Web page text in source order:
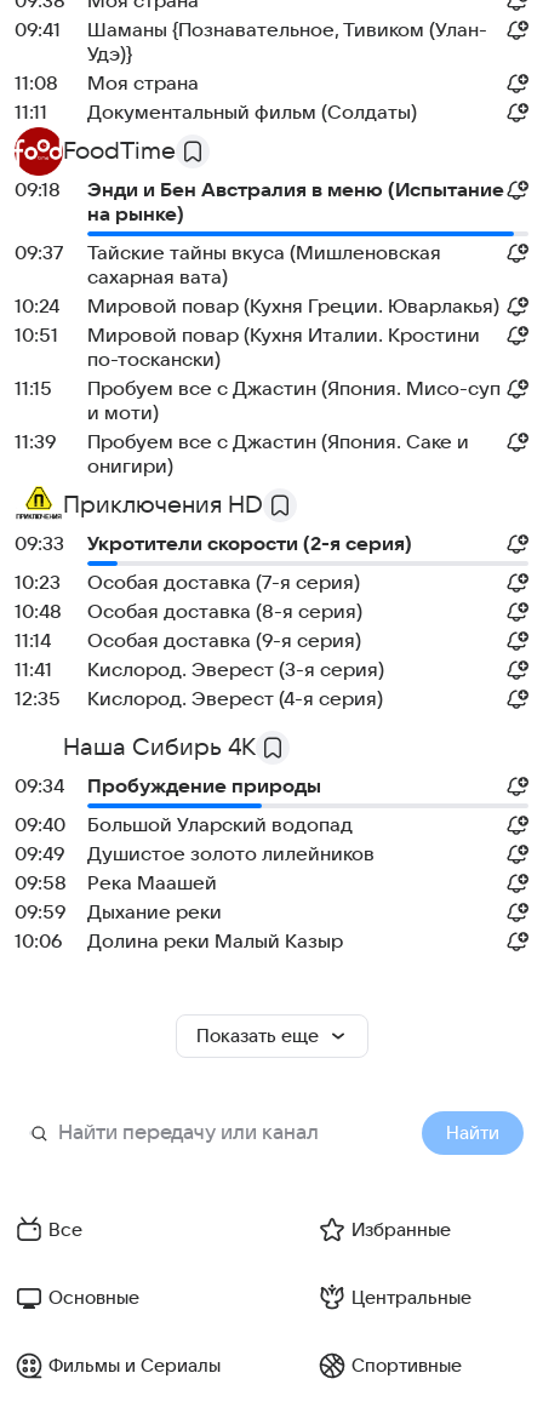
09:41
Шаманы {Познавательное, Тивиком (Улан-
Удэ)}
11:08
Моя страна
11:11
Документальный фильм (Солдаты)
FoodTime
09:18
Энди и Бен Австралия в меню (Испытание
на рынке)
09:37
Тайские тайны вкуса (Мишленовская
сахарная вата)
10:24
Мировой повар (Кухня Греции. Юварлакья)
10:51
Мировой повар (Кухня Италии. Кростини
по-тоскански)
11:15
Пробуем все с Джастин (Япония. Мисо-суп
и моти)
11:39
Пробуем все с Джастин (Япония. Саке и
онигири)
Приключения HD
09:33
Укротители скорости (2-я серия)
10:23
Особая доставка (7-я серия)
10:48
Особая доставка (8-я серия)
11:14
Особая доставка (9-я серия)
11:41
Кислород. Эверест (3-я серия)
12:35
Кислород. Эверест (4-я серия)
Наша Сибирь 4К
09:34
Пробуждение природы
09:40
Большой Уларский водопад
09:49
Душистое золото лилейников
09:58
Река Маашей
09:59
Дыхание реки
10:06
Долина реки Малый Казыр
Показать еще
Найти
Все Избранные
Основные Центральные
Фильмы и Сериалы Спортивные